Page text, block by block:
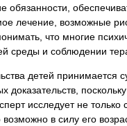
экспертиза
экспертиза
обязанности,
лечение, возможные
что многие
среды и соблюдении
детей принимается
доказательств,
исследует не
в силу его